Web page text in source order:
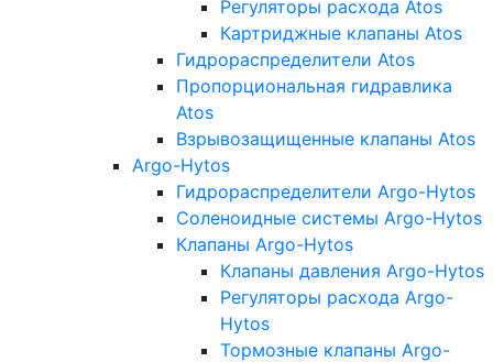
Регуляторы расхода Atos
Картриджные клапаны Atos
Гидрораспределители Atos
Пропорциональная гидравлика
Atos
Взрывозащищенные клапаны Atos
Argo-Hytos
Гидрораспределители Argo-Hytos
Соленоидные системы Argo-Hytos
Клапаны Argo-Hytos
Клапаны давления Argo-Hytos
Регуляторы расхода Argo-
Hytos
Тормозные клапаны Argo-